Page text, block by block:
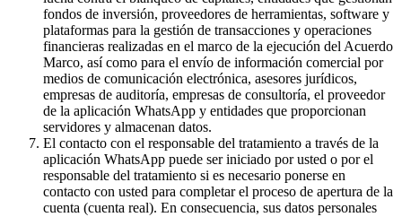
fondos de inversión, proveedores de herramientas, software y
plataformas para la gestión de transacciones y operaciones
financieras realizadas en el marco de la ejecución del Acuerdo
Marco, así como para el envío de información comercial por
medios de comunicación electrónica, asesores jurídicos,
empresas de auditoría, empresas de consultoría, el proveedor
de la aplicación WhatsApp y entidades que proporcionan
servidores y almacenan datos.
El contacto con el responsable del tratamiento a través de la
aplicación WhatsApp puede ser iniciado por usted o por el
responsable del tratamiento si es necesario ponerse en
contacto con usted para completar el proceso de apertura de la
cuenta (cuenta real). En consecuencia, sus datos personales